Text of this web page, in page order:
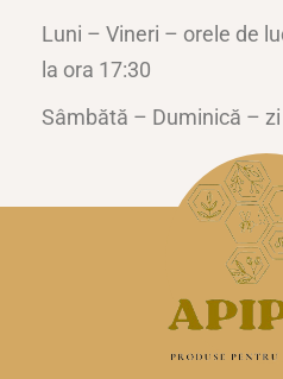
Luni – Vineri – orele de
la ora 17:30
Sâmbătă – Duminică –